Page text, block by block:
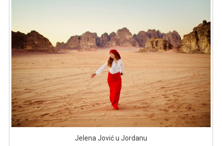
Jelena Jović u Jordanu